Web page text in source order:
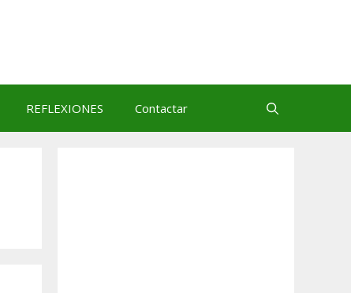
REFLEXIONES Contactar